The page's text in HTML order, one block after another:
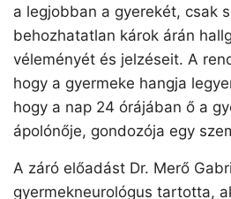
a legjobban a gyerekét, csak
behozhatatlan károk árán
véleményét és jelzéseit. A
hogy a gyermeke hangja
hogy a nap 24 órájában ő a
ápolónője, gondozója egy
A záró előadást Dr. Merő
gyermekneurológus tartotta,